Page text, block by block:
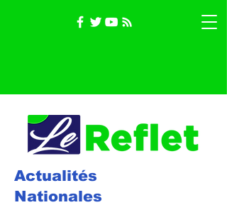
Actualités
Nationales